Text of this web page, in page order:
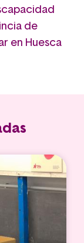
de
en Huesca